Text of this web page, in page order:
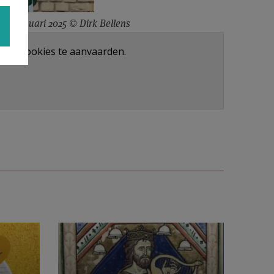
26 januari 2025 © Dirk Bellens
cookies te aanvaarden.